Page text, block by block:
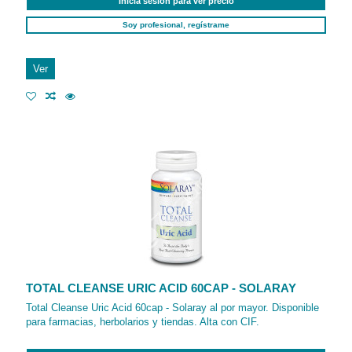
Soy profesional, regístrame
Ver
TOTAL CLEANSE URIC ACID 60CAP - SOLARAY
Total Cleanse Uric Acid 60cap - Solaray al por mayor. Disponible
para farmacias, herbolarios y tiendas. Alta con CIF.